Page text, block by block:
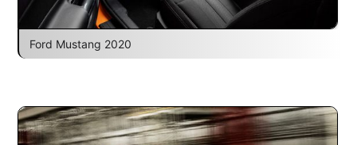
Ford Mustang 2020